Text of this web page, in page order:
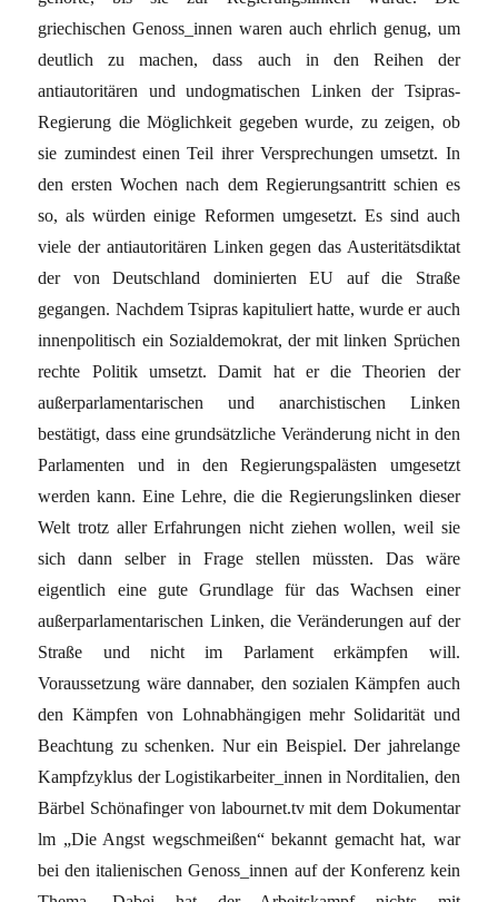
griechischen Genoss_innen waren auch ehrlich genug, um
deutlich zu machen, dass auch in den Reihen der
antiautoritären und undogmatischen Linken der Tsipras-
Regierung die Möglichkeit gegeben wurde, zu zeigen, ob
sie zumindest einen Teil ihrer Versprechungen umsetzt. In
den ersten Wochen nach dem Regierungsantritt schien es
so, als würden einige Reformen umgesetzt. Es sind auch
viele der antiautoritären Linken gegen das Austeritätsdiktat
der von Deutschland dominierten EU auf die Straße
gegangen. Nachdem Tsipras kapituliert hatte, wurde er auch
innenpolitisch ein Sozialdemokrat, der mit linken Sprüchen
rechte Politik umsetzt. Damit hat er die Theorien der
außerparlamentarischen und anarchistischen Linken
bestätigt, dass eine grundsätzliche Veränderung nicht in den
Parlamenten und in den Regierungspalästen umgesetzt
werden kann. Eine Lehre, die die Regierungslinken dieser
Welt trotz aller Erfahrungen nicht ziehen wollen, weil sie
sich dann selber in Frage stellen müssten. Das wäre
eigentlich eine gute Grundlage für das Wachsen einer
außerparlamentarischen Linken, die Veränderungen auf der
Straße und nicht im Parlament erkämpfen will.
Voraussetzung wäre dannaber, den sozialen Kämpfen auch
den Kämpfen von Lohnabhängigen mehr Solidarität und
Beachtung zu schenken. Nur ein Beispiel. Der jahrelange
Kampfzyklus der Logistikarbeiter_innen in Norditalien, den
Bärbel Schönafinger von labournet.tv mit dem Dokumentar
lm „Die Angst wegschmeißen“ bekannt gemacht hat, war
bei den italienischen Genoss_innen auf der Konferenz kein